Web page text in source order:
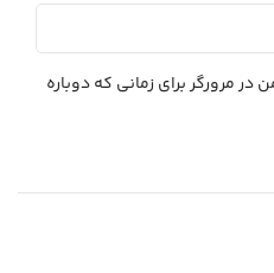
مرورگر برای زمانی که دوباره